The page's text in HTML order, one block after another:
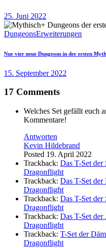
25. Juni 2022
DungeonsErweiterungen
Nur vier neue Dungeons in der ersten
15. September 2022
17 Comments
Welches Set gefällt euch
Kommentare!
Antworten
Kevin Hildebrand
Posted 19. April 2022
Trackback: Das T-Set
Dragonflight
Trackback: Das T-Set
Dragonflight
Trackback: Das T-Set der
Dragonflight
Trackback: Das T-Set der
Dragonflight
Trackback: T-Set der
Dragonflight